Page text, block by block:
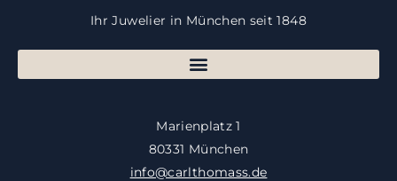
Ihr Juwelier in München seit 1848
Marienplatz 1
80331 München
info@carlthomass.de